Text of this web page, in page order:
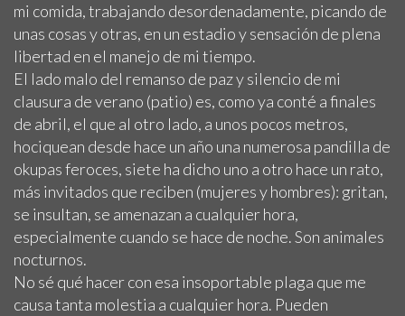
mi comida, trabajando desordenadamente, picando de
unas cosas y otras, en un estadio y sensación de plena
libertad en el manejo de mi tiempo.
El lado malo del remanso de paz y silencio de mi
clausura de verano (patio) es, como ya conté a finales
de abril, el que al otro lado, a unos pocos metros,
hociquean desde hace un año una numerosa pandilla de
okupas feroces, siete ha dicho uno a otro hace un rato,
más invitados que reciben (mujeres y hombres): gritan,
se insultan, se amenazan a cualquier hora,
especialmente cuando se hace de noche. Son animales
nocturnos.
No sé qué hacer con esa insoportable plaga que me
causa tanta molestia a cualquier hora. Pueden